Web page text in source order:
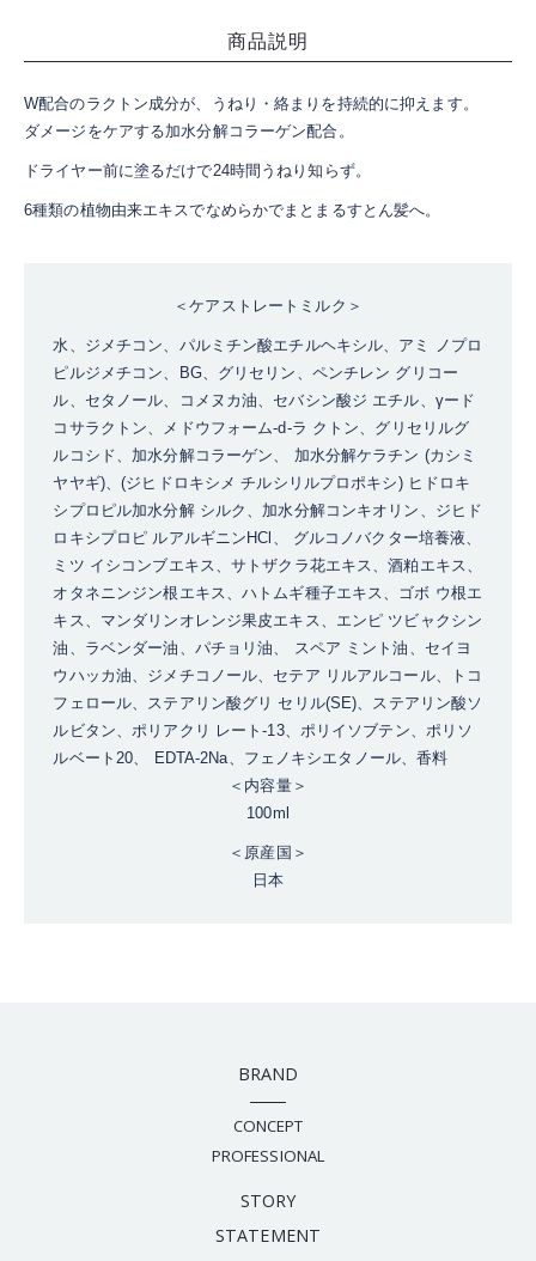
商品説明
W配合のラクトン成分が、うねり・絡まりを持続的に抑えます。
ダメージをケアする加水分解コラーゲン配合。
ドライヤー前に塗るだけで24時間うねり知らず。
6種類の植物由来エキスでなめらかでまとまるすとん髪へ。
＜ケアストレートミルク＞
水、ジメチコン、パルミチン酸エチルヘキシル、アミ ノプロ
ピルジメチコン、BG、グリセリン、ペンチレン グリコー
ル、セタノール、コメヌカ油、セバシン酸ジ エチル、γード
コサラクトン、メドウフォーム-d-ラ クトン、グリセリルグ
ルコシド、加水分解コラーゲン、 加水分解ケラチン (カシミ
ヤヤギ)、(ジヒドロキシメ チルシリルプロポキシ) ヒドロキ
シプロピル加水分解 シルク、加水分解コンキオリン、ジヒド
ロキシプロピ ルアルギニンHCl、 グルコノバクター培養液、
ミツ イシコンブエキス、サトザクラ花エキス、酒粕エキス、
オタネニンジン根エキス、ハトムギ種子エキス、ゴボ ウ根エ
キス、マンダリンオレンジ果皮エキス、エンピ ツビャクシン
油、ラベンダー油、パチョリ油、 スペア ミント油、セイヨ
ウハッカ油、ジメチコノール、セテア リルアルコール、トコ
フェロール、ステアリン酸グリ セリル(SE)、ステアリン酸ソ
ルビタン、ポリアクリ レート-13、ポリイソブテン、ポリソ
ルベート20、 EDTA-2Na、フェノキシエタノール、香料
＜内容量＞
100ml
＜原産国＞
日本
BRAND
CONCEPT
PROFESSIONAL
STORY
STATEMENT